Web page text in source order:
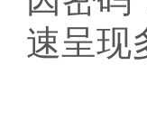
速呈现